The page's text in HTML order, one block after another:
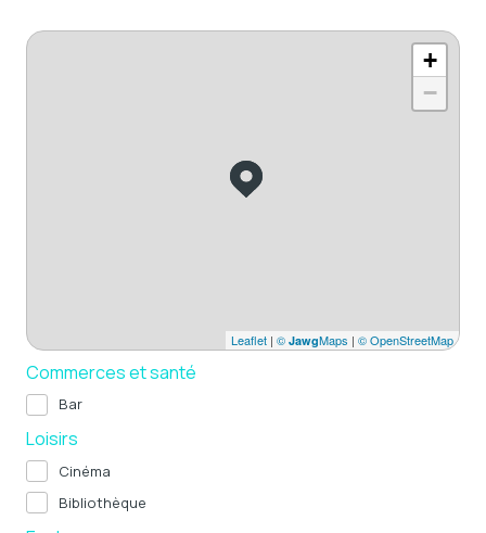
+
−
Leaflet | © JawgMaps | © OpenStreetMap
Commerces et santé
Bar
Loisirs
Cinéma
Bibliothèque